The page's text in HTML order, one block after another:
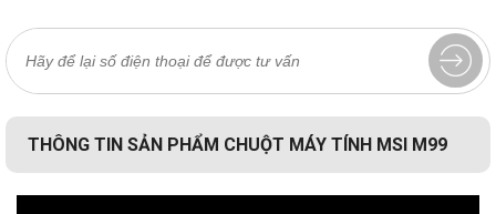
THÔNG TIN SẢN PHẨM CHUỘT MÁY TÍNH MSI M99